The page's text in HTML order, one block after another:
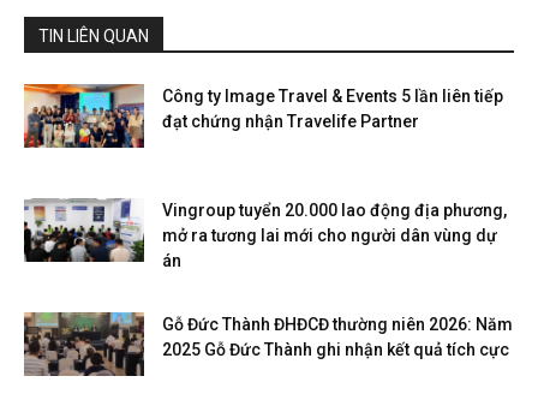
TIN LIÊN QUAN
Công ty Image Travel & Events 5 lần liên tiếp
đạt chứng nhận Travelife Partner
Vingroup tuyển 20.000 lao động địa phương,
mở ra tương lai mới cho người dân vùng dự
án
Gỗ Đức Thành ĐHĐCĐ thường niên 2026: Năm
2025 Gỗ Đức Thành ghi nhận kết quả tích cực